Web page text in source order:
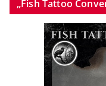
„Fish Tattoo